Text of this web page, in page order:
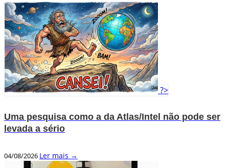
?>
Uma pesquisa como a da Atlas/Intel não pode ser
levada a sério
04/08/2026 Ler mais →